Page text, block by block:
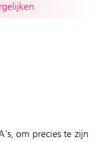
om precies te zijn